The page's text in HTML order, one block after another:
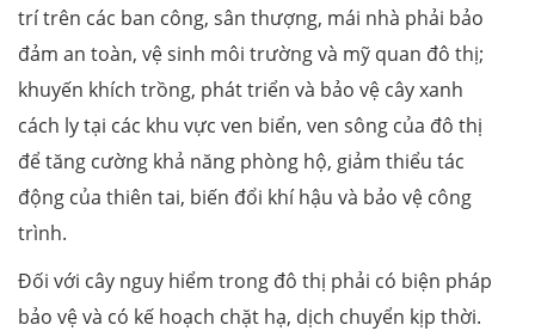
trí trên các ban công, sân thượng, mái nhà phải bảo
đảm an toàn, vệ sinh môi trường và mỹ quan đô thị;
khuyến khích trồng, phát triển và bảo vệ cây xanh
cách ly tại các khu vực ven biển, ven sông của đô thị
để tăng cường khả năng phòng hộ, giảm thiểu tác
động của thiên tai, biến đổi khí hậu và bảo vệ công
trình.
Đối với cây nguy hiểm trong đô thị phải có biện pháp
bảo vệ và có kế hoạch chặt hạ, dịch chuyển kịp thời.